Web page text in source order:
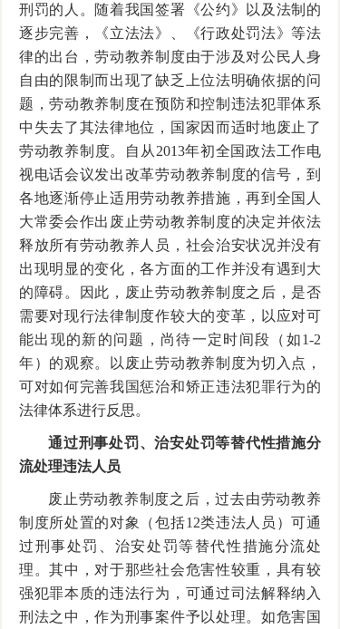
刑罚的人。随着我国签署《公约》以及法制的
逐步完善，《立法法》、《行政处罚法》等法
律的出台，劳动教养制度由于涉及对公民人身
自由的限制而出现了缺乏上位法明确依据的问
题，劳动教养制度在预防和控制违法犯罪体系
中失去了其法律地位，国家因而适时地废止了
劳动教养制度。自从2013年初全国政法工作电
视电话会议发出改革劳动教养制度的信号，到
各地逐渐停止适用劳动教养措施，再到全国人
大常委会作出废止劳动教养制度的决定并依法
释放所有劳动教养人员，社会治安状况并没有
出现明显的变化，各方面的工作并没有遇到大
的障碍。因此，废止劳动教养制度之后，是否
需要对现行法律制度作较大的变革，以应对可
能出现的新的问题，尚待一定时间段（如1-2
年）的观察。以废止劳动教养制度为切入点，
可对如何完善我国惩治和矫正违法犯罪行为的
法律体系进行反思。
通过刑事处罚、治安处罚等替代性措施分
流处理违法人员
废止劳动教养制度之后，过去由劳动教养
制度所处置的对象（包括12类违法人员）可通
过刑事处罚、治安处罚等替代性措施分流处
理。其中，对于那些社会危害性较重，具有较
强犯罪本质的违法行为，可通过司法解释纳入
刑法之中，作为刑事案件予以处理。如危害国